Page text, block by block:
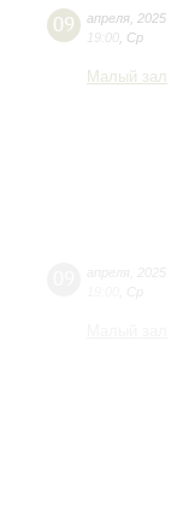
09 апреля 2025
19:00 Ср
Малый зал